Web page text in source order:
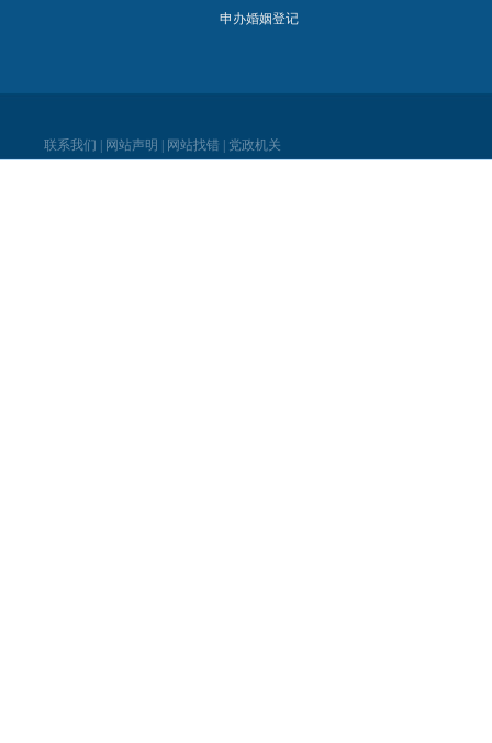
申办婚姻登记
联系我们 网站声明 网站找错 党政机关